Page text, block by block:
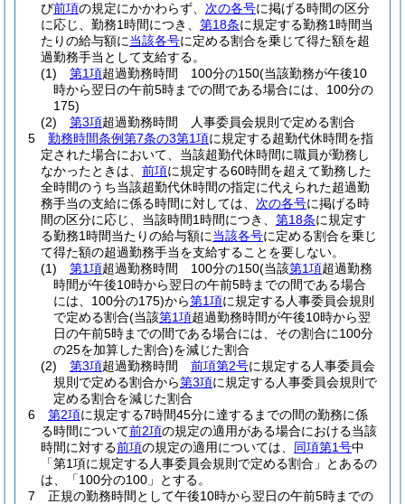
び前項の規定にかかわらず、 次の各号に掲げる時間の区分
に応じ、勤務1時間につき、 第18条に規定する勤務1時間当
たりの給与額に当該各号に定める割合を乗じて得た額を超
過勤務手当として支給する。
(1)
第1項超過勤務時間 100分の150(当該勤務が午後10
時から翌日の午前5時までの間である場合には、100分の
175)
(2)
第3項超過勤務時間 人事委員会規則で定める割合
5
勤務時間条例第7条の3第1項に規定する超勤代休時間を指
定された場合において、当該超勤代休時間に職員が勤務し
なかったときは、 前項に規定する60時間を超えて勤務した
全時間のうち当該超勤代休時間の指定に代えられた超過勤
務手当の支給に係る時間に対しては、 次の各号に掲げる時
間の区分に応じ、当該時間1時間につき、 第18条に規定す
る勤務1時間当たりの給与額に当該各号に定める割合を乗じ
て得た額の超過勤務手当を支給することを要しない。
(1)
第1項超過勤務時間 100分の150(当該第1項超過勤務
時間が午後10時から翌日の午前5時までの間である場合
には、100分の175)から第1項に規定する人事委員会規則
で定める割合(当該第1項超過勤務時間が午後10時から翌
日の午前5時までの間である場合には、その割合に100分
の25を加算した割合)を減じた割合
(2)
第3項超過勤務時間 前項第2号に規定する人事委員会
規則で定める割合から第3項に規定する人事委員会規則で
定める割合を減じた割合
6
第2項に規定する7時間45分に達するまでの間の勤務に係
る時間について前2項の規定の適用がある場合における当該
時間に対する前項の規定の適用については、 同項第1号中
「第1項に規定する人事委員会規則で定める割合」とあるの
は、「100分の100」とする。
7
正規の勤務時間として午後10時から翌日の午前5時までの